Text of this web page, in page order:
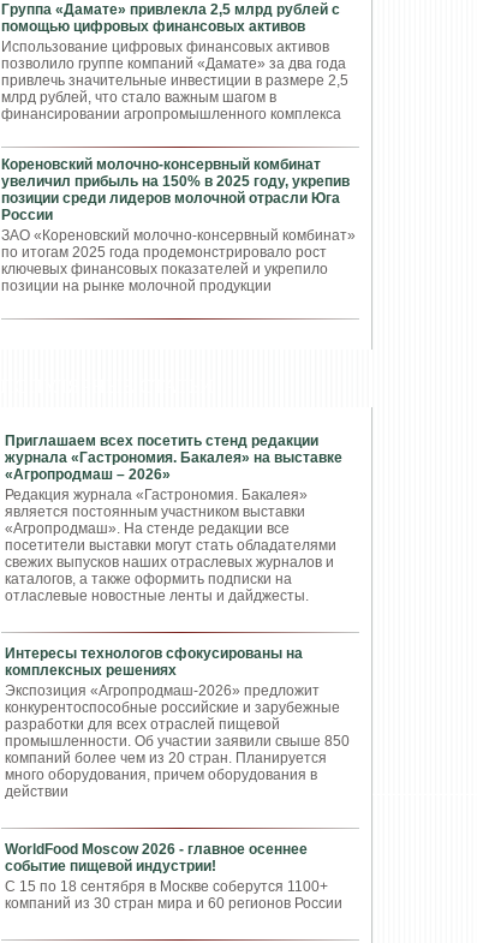
Группа «Дамате» привлекла 2,5 млрд рублей с
помощью цифровых финансовых активов
Использование цифровых финансовых активов
позволило группе компаний «Дамате» за два года
привлечь значительные инвестиции в размере 2,5
млрд рублей, что стало важным шагом в
финансировании агропромышленного комплекса
Кореновский молочно-консервный комбинат
увеличил прибыль на 150% в 2025 году, укрепив
позиции среди лидеров молочной отрасли Юга
России
ЗАО «Кореновский молочно-консервный комбинат»
по итогам 2025 года продемонстрировало рост
ключевых финансовых показателей и укрепило
позиции на рынке молочной продукции
Приглашаем всех посетить стенд редакции
журнала «Гастрономия. Бакалея» на выставке
«Агропродмаш – 2026»
Редакция журнала «Гастрономия. Бакалея»
является постоянным участником выставки
«Агропродмаш». На стенде редакции все
посетители выставки могут стать обладателями
свежих выпусков наших отраслевых журналов и
каталогов, а также оформить подписки на
отласлевые новостные ленты и дайджесты.
Интересы технологов сфокусированы на
комплексных решениях
Экспозиция «Агропродмаш-2026» предложит
конкурентоспособные российские и зарубежные
разработки для всех отраслей пищевой
промышленности. Об участии заявили свыше 850
компаний более чем из 20 стран. Планируется
много оборудования, причем оборудования в
действии
WorldFood Moscow 2026 - главное осеннее
событие пищевой индустрии!
С 15 по 18 сентября в Москве соберутся 1100+
компаний из 30 стран мира и 60 регионов России